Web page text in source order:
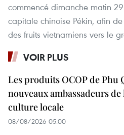
commencé dimanche matin
capitale chinoise Pékin, afin
des fruits vietnamiens vers le
VOIR PLUS
Les produits OCOP de Phu
nouveaux ambassadeurs de
culture locale
08/08/2026 05:00